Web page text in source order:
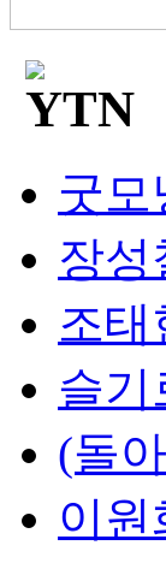
굿모
장성
조태
슬기
(돌
이